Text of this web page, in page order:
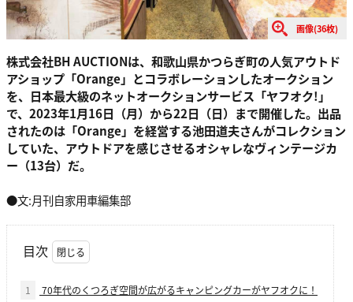
画像(36枚)
株式会社BH AUCTIONは、和歌山県かつらぎ町の人気アウトド
アショップ「Orange」とコラボレーションしたオークション
を、日本最大級のネットオークションサービス「ヤフオク!」
で、2023年1月16日（月）から22日（日）まで開催した。出品
されたのは「Orange」を経営する池田道夫さんがコレクション
していた、アウトドアを感じさせるオシャレなヴィンテージカ
ー（13台）だ。
●文:月刊自家用車編集部
目次
1
70年代のくつろぎ空間が広がるキャンピングカーがヤフオクに！